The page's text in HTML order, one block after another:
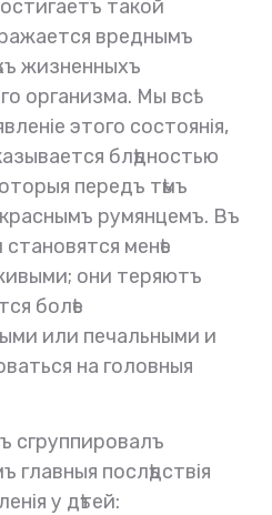
такой
вреднымъ
жизненныхъ
организма. Мы всѣ
этого состоянія,
блѣдностью
передъ тѣмъ
румянцемъ. Въ
менѣе
они теряютъ
болѣе
или печальными и
на головныя
сгруппировалъ
послѣдствія
у дѣтей: